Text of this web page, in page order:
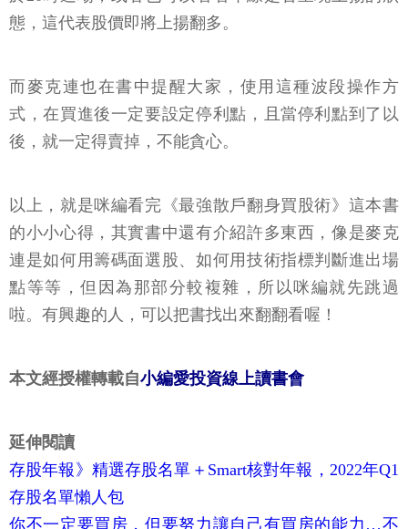
態，這代表股價即將上揚翻多。
而麥克連也在書中提醒大家，使用這種波段操作方
式，在買進後一定要設定停利點，且當停利點到了以
後，就一定得賣掉，不能貪心。
以上，就是咪編看完《最強散戶翻身買股術》這本書
的小小心得，其實書中還有介紹許多東西，像是麥克
連是如何用籌碼面選股、如何用技術指標判斷進出場
點等等，但因為那部分較複雜，所以咪編就先跳過
啦。有興趣的人，可以把書找出來翻翻看喔！
本文經授權轉載自小編愛投資線上讀書會
延伸閱讀
存股年報》精選存股名單＋Smart核對年報，2022年Q1
存股名單懶人包
你不一定要買房，但要努力讓自己有買房的能力…不